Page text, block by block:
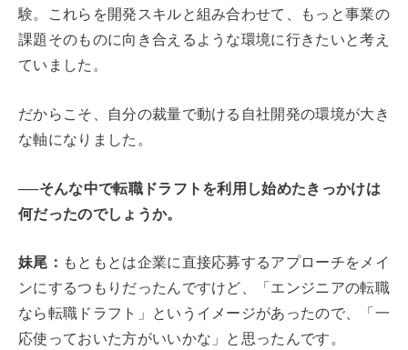
験。これらを開発スキルと組み合わせて、もっと事業の
課題そのものに向き合えるような環境に行きたいと考え
ていました。
だからこそ、自分の裁量で動ける自社開発の環境が大き
な軸になりました。
──そんな中で転職ドラフトを利用し始めたきっかけは
何だったのでしょうか。
妹尾： もともとは企業に直接応募するアプローチをメイ
ンにするつもりだったんですけど、「エンジニアの転職
なら転職ドラフト」というイメージがあったので、「一
応使っておいた方がいいかな」と思ったんです。